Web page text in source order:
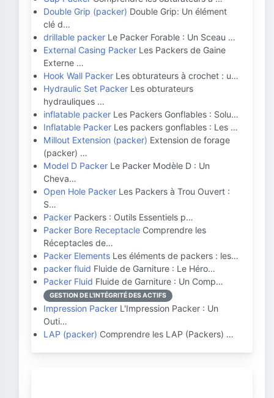
Double Grip (packer) Double Grip: Un élément
clé d…
drillable packer Le Packer Forable : Un Sceau …
External Casing Packer Les Packers de Gaine
Externe …
Hook Wall Packer Les obturateurs à crochet : u…
Hydraulic Set Packer Les obturateurs
hydrauliques …
inflatable packer Les Packers Gonflables : Solu…
Inflatable Packer Les packers gonflables : Les …
Millout Extension (packer) Extension de forage
(packer) …
Model D Packer Le Packer Modèle D : Un
Cheva…
Open Hole Packer Les Packers à Trou Ouvert :
S…
Packer Packers : Outils Essentiels p…
Packer Bore Receptacle Comprendre les
Réceptacles de…
Packer Elements Les éléments de packers : les…
packer fluid Fluide de Garniture : Le Héro…
Packer Fluid Fluide de Garniture : Un Comp…
GESTION DE L'INTÉGRITÉ DES ACTIFS
Impression Packer L'Impression Packer : Un
Outi…
LAP (packer) Comprendre les LAP (Packers) …